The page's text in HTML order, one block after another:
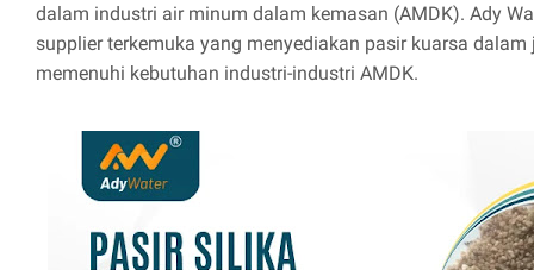
dalam industri air minum dalam kemasan (AMDK). Ady
supplier terkemuka yang menyediakan pasir kuarsa
memenuhi kebutuhan industri-industri AMDK.